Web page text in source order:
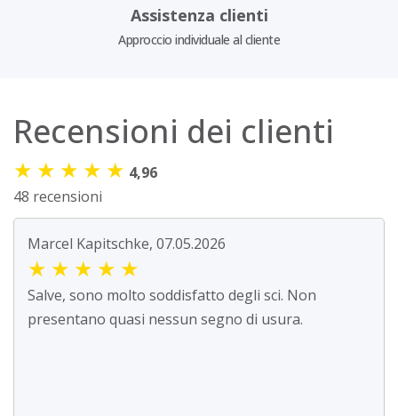
Assistenza clienti
Approccio individuale al cliente
Recensioni dei clienti
★ ★ ★ ★ ★ 4,96
48 recensioni
Marcel Kapitschke, 07.05.2026
★ ★ ★ ★ ★
Salve, sono molto soddisfatto degli sci. Non
presentano quasi nessun segno di usura.